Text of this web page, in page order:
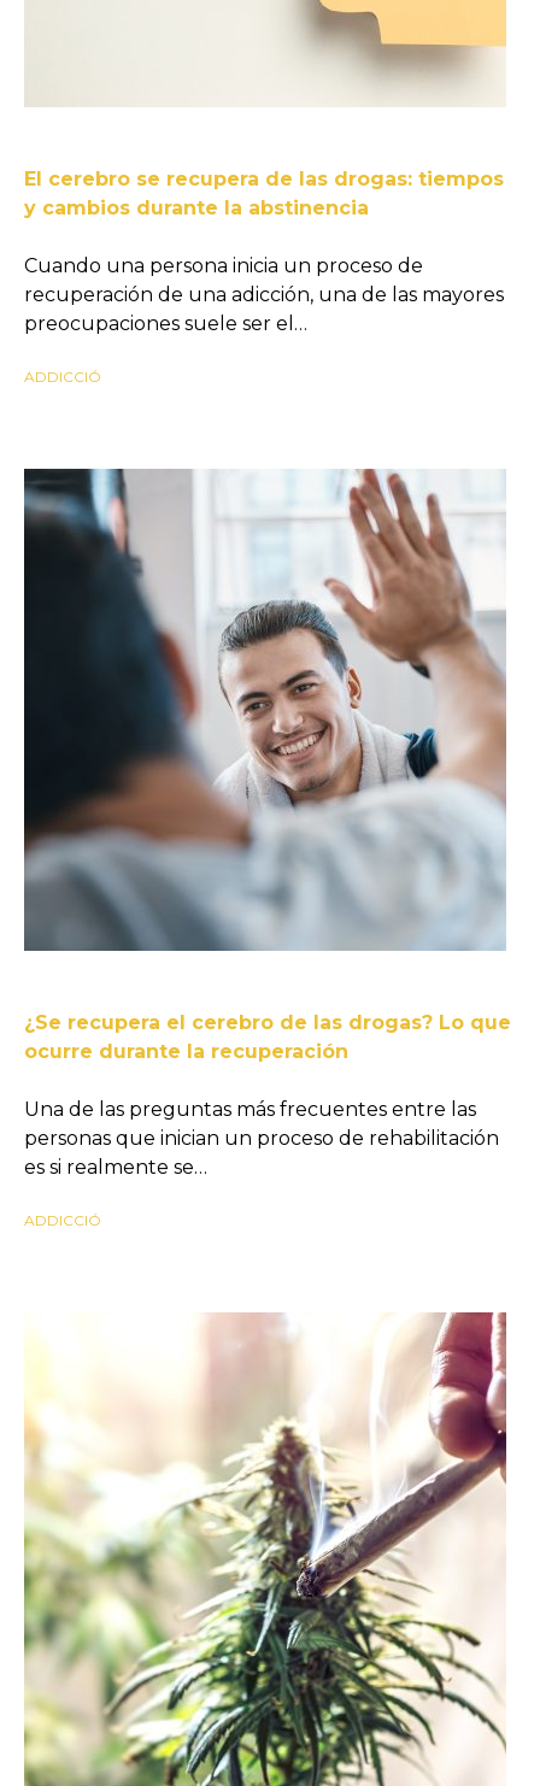
El cerebro se recupera de las drogas: tiempos
y cambios durante la abstinencia
Cuando una persona inicia un proceso de
recuperación de una adicción, una de las mayores
preocupaciones suele ser el…
ADDICCIÓ
¿Se recupera el cerebro de las drogas? Lo que
ocurre durante la recuperación
Una de las preguntas más frecuentes entre las
personas que inician un proceso de rehabilitación
es si realmente se…
ADDICCIÓ